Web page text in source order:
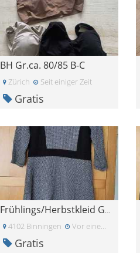
BH Gr.ca. 80/85 B-C
Zürich Seit einiger Zeit
Gratis
Frühlings/Herbstkleid Grösse 40
4102 Binningen Vor einem Monat
Gratis